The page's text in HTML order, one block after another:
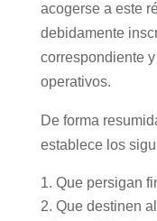
acogerse a este
debidamente
correspondiente
operativos.
De forma
establece los
Que persigan
Que destinen